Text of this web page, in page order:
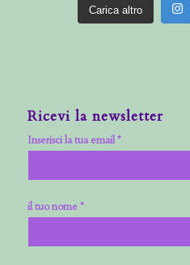
Carica altro
Ricevi la newsletter
Inserisci la tua email *
il tuo nome *